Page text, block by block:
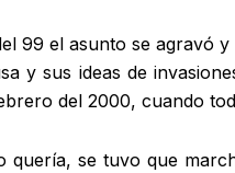
99 el asunto se agravó
y sus ideas de
del 2000, cuando
quería, se tuvo que